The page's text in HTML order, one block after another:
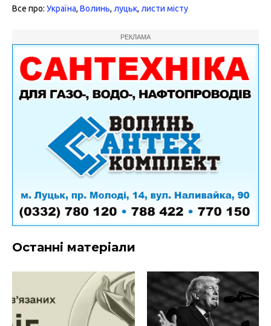
Все про: Україна, Волинь, луцьк, листи місту
РЕКЛАМА
Останні матеріали